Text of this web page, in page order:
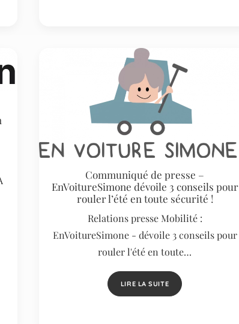
Communiqué de presse –
EnVoitureSimone dévoile 3 conseils pour
rouler l’été en toute sécurité !
Relations presse Mobilité :
EnVoitureSimone - dévoile 3 conseils pour
rouler l'été en toute…
LIRE LA SUITE